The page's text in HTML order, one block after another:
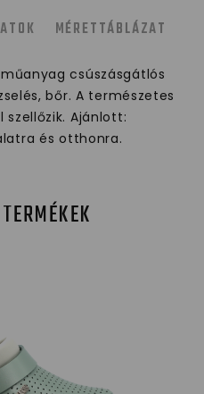
MÉRETTÁBLÁZAT
csúszásgátlós
bőr. A természetes
Ajánlott:
és otthonra.